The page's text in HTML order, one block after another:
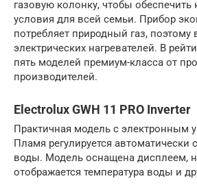
газовую колонку, чтобы
условия для всей семьи. Прибор
потребляет природный газ, поэтому
электрических нагревателей. В
пять моделей премиум-класса от
производителей.
Electrolux GWH 11 PRO Inverter
Практичная модель с электронным
Пламя регулируется автоматически
воды. Модель оснащена дисплеем,
отображается температура воды и